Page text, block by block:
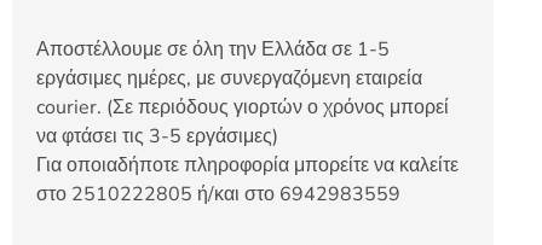
Αποστέλλουμε σε όλη την Ελλάδα σε 1-5
εργάσιμες ημέρες, με συνεργαζόμενη εταιρεία
courier. (Σε περιόδους γιορτών ο χρόνος μπορεί
να φτάσει τις 3-5 εργάσιμες)
Για οποιαδήποτε πληροφορία μπορείτε να καλείτε
στο 2510222805 ή/και στο 6942983559